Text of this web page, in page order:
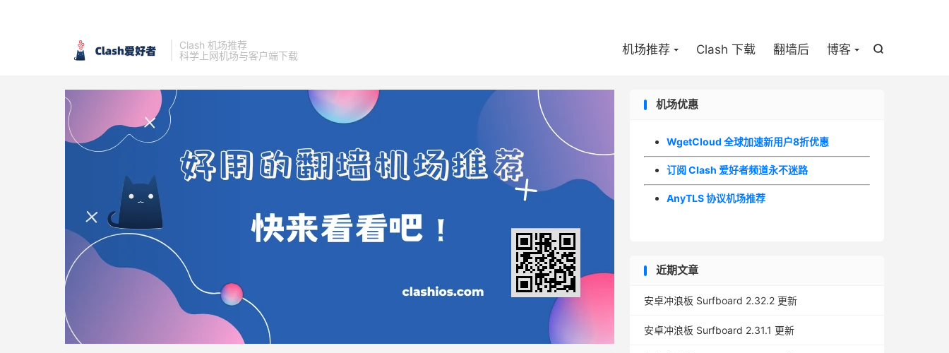
Clash 机场推荐
科学上网机场与客户端下载

机场推荐 Clash 下载 翻墙后 博客
机场优惠
WgetCloud 全球加速新用户8折优惠
订阅 Clash 爱好者频道永不迷路
AnyTLS 协议机场推荐
近期文章
安卓冲浪板 Surfboard 2.32.2 更新
安卓冲浪板 Surfboard 2.31.1 更新